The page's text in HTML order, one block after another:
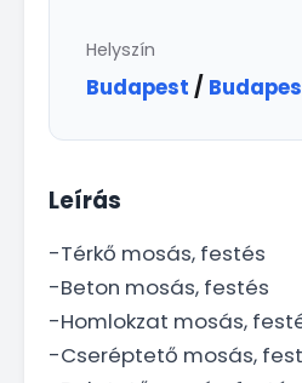
Helyszín
Budapest /
Leírás
-Térkő mosás, festés
-Beton mosás, festés
-Homlokzat mosás,
-Cseréptető mosás,